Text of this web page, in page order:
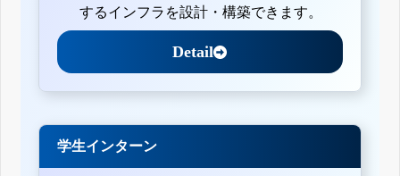
するインフラを設計・構築できます。
Detail
学生インターン